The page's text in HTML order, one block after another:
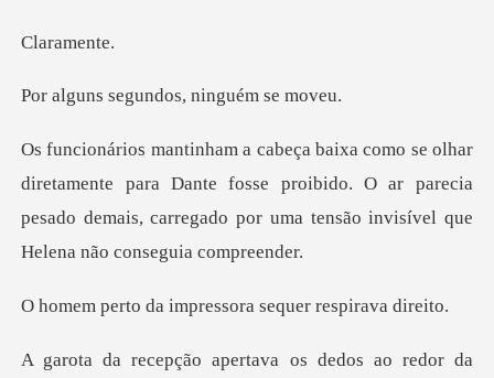
ram
egundos, nin
te para Dante fosse proibido. O ar parecia
pesado demais, carreg
impressora sequer
apertava os dedos ao